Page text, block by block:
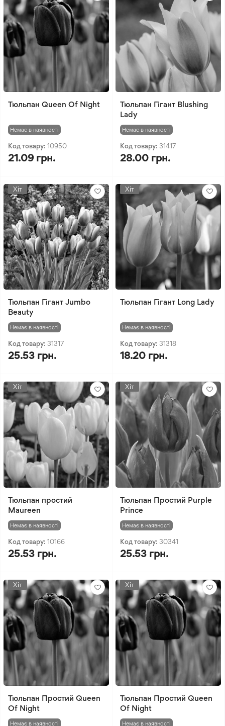
Тюльпан Queen Of Night
Немає в наявності
Код товару: 10950
21.09 грн.
Тюльпан Гігант Blushing
Lady
Немає в наявності
Код товару: 31417
28.00 грн.
Хіт
Тюльпан Гігант Jumbo
Beauty
Немає в наявності
Код товару: 31317
25.53 грн.
Хіт
Тюльпан Гігант Long Lady
Немає в наявності
Код товару: 31318
18.20 грн.
Хіт
Тюльпан простий
Maureen
Немає в наявності
Код товару: 10166
25.53 грн.
Хіт
Тюльпан Простий Purple
Prince
Немає в наявності
Код товару: 30341
25.53 грн.
Хіт
Тюльпан Простий Queen
Of Night
Немає в наявності
Хіт
Тюльпан Простий Queen
Of Night
Немає в наявності